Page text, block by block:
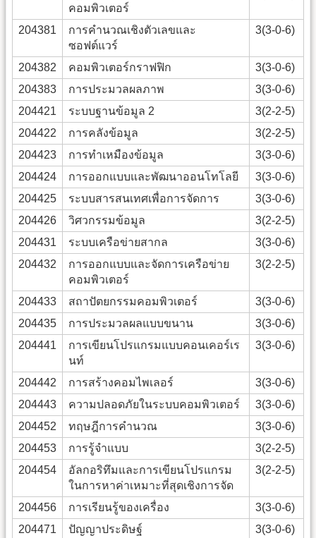
คอมพิวเตอร์
204381
การคำนวณเชิงตัวเลขและ
ซอฟต์แวร์
3(3-0-6)
204382 คอมพิวเตอร์กราฟฟิก
3(3-0-6)
204383
การประมวลผลภาพ
3(3-0-6)
204421
ระบบฐานข้อมูล 2
3(2-2-5)
204422
การคลังข้อมูล
3(2-2-5)
204423
การทำเหมืองข้อมูล
3(3-0-6)
204424
การออกแบบและพัฒนาออนโทโลยี
3(3-0-6)
204425
ระบบสารสนเทศเพื่อการจัดการ
3(3-0-6)
204426
วิศวกรรมข้อมูล
3(2-2-5)
204431
ระบบเครือข่ายสากล
3(3-0-6)
204432
การออกแบบและจัดการเครือข่าย
คอมพิวเตอร์
3(2-2-5)
204433 สถาปัตยกรรมคอมพิวเตอร์
3(3-0-6)
204435
การประมวลผลแบบขนาน
3(3-0-6)
204441
การเขียนโปรแกรมแบบคอนเคอร์เร
นท์
3(3-0-6)
204442 การสร้างคอมไพเลอร์
3(3-0-6)
204443
ความปลอดภัยในระบบคอมพิวเตอร์
3(3-0-6)
204452
ทฤษฎีการคำนวณ
3(3-0-6)
204453
การรู้จำแบบ
3(2-2-5)
204454
อัลกอริทึมและการเขียนโปรแกรม
ในการหาค่าเหมาะที่สุดเชิงการจัด
3(2-2-5)
204456 การเรียนรู้ของเครื่อง
3(3-0-6)
204471
ปัญญาประดิษฐ์ 3(3-0-6)